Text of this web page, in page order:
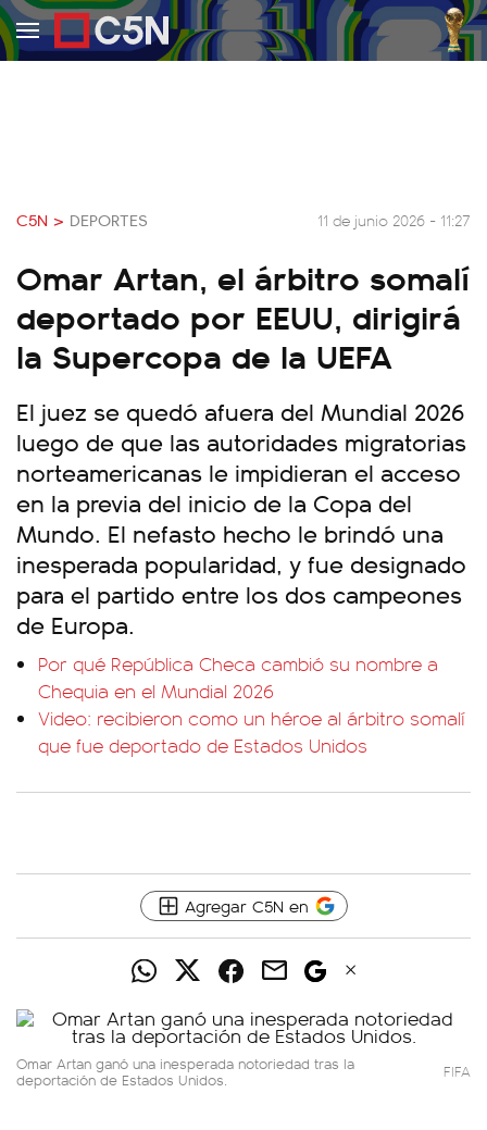
C5N > DEPORTES 11 de junio 2026 - 11:27
Omar Artan, el árbitro somalí
deportado por EEUU, dirigirá
la Supercopa de la UEFA
El juez se quedó afuera del Mundial 2026
luego de que las autoridades migratorias
norteamericanas le impidieran el acceso
en la previa del inicio de la Copa del
Mundo. El nefasto hecho le brindó una
inesperada popularidad, y fue designado
para el partido entre los dos campeones
de Europa.
Por qué República Checa cambió su nombre a
Chequia en el Mundial 2026
Video: recibieron como un héroe al árbitro somalí
que fue deportado de Estados Unidos
Agregar C5N en
Omar Artan ganó una inesperada notoriedad tras la
deportación de Estados Unidos. FIFA